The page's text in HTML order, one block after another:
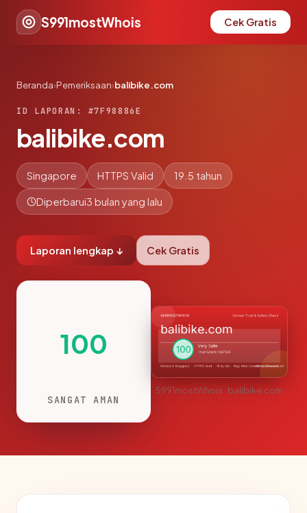
S991mostWhois Cek Gratis
Beranda›Pemeriksaan›balibike.com
ID LAPORAN: #7F98886E
balibike.com
Singapore HTTPS Valid 19.5 tahun
Diperbarui3 bulan yang lalu
Laporan lengkap ↓ Cek Gratis
100
SANGAT AMAN
S991mostWhois · balibike.com